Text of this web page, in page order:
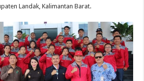
Landak, Kalimantan Barat.